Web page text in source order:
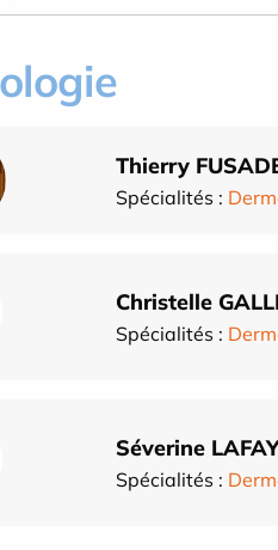
Thierry
Spécialités :
Christelle
Spécialités :
Séverine
Spécialités :